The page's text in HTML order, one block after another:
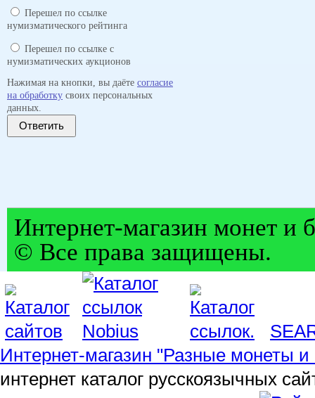
Перешел по ссылке
нумизматического рейтинга
Перешел по ссылке с
нумизматических аукционов
Нажимая на кнопки, вы даёте согласие
на обработку своих персональных
данных.
Ответить
Интернет-магазин монет и
© Все права защищены.
Интернет-магазин "Разные монеты и
интернет каталог русскоязычных